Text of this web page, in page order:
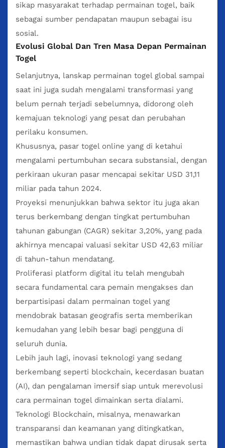
sikap masyarakat terhadap permainan togel, baik
sebagai sumber pendapatan maupun sebagai isu
sosial.
Evolusi Global Dan Tren Masa Depan Permainan
Togel
Selanjutnya, lanskap permainan togel global sampai
saat ini juga sudah mengalami transformasi yang
belum pernah terjadi sebelumnya, didorong oleh
kemajuan teknologi yang pesat dan perubahan
perilaku konsumen.
Khususnya, pasar togel online yang di ketahui
mengalami pertumbuhan secara substansial, dengan
perkiraan ukuran pasar mencapai sekitar USD 31,11
miliar pada tahun 2024.
Proyeksi menunjukkan bahwa sektor itu juga akan
terus berkembang dengan tingkat pertumbuhan
tahunan gabungan (CAGR) sekitar 3,20%, yang pada
akhirnya mencapai valuasi sekitar USD 42,63 miliar
di tahun-tahun mendatang.
Proliferasi platform digital itu telah mengubah
secara fundamental cara pemain mengakses dan
berpartisipasi dalam permainan togel yang
mendobrak batasan geografis serta memberikan
kemudahan yang lebih besar bagi pengguna di
seluruh dunia.
Lebih jauh lagi, inovasi teknologi yang sedang
berkembang seperti blockchain, kecerdasan buatan
(AI), dan pengalaman imersif siap untuk merevolusi
cara permainan togel dimainkan serta dialami.
Teknologi Blockchain, misalnya, menawarkan
transparansi dan keamanan yang ditingkatkan,
memastikan bahwa undian tidak dapat dirusak serta